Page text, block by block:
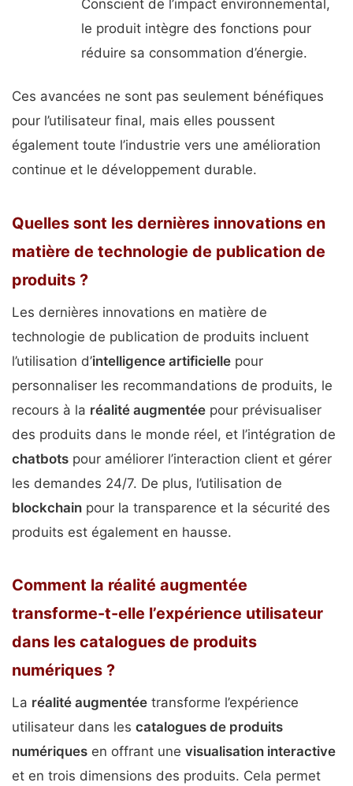
Conscient de l’impact environnemental,
le produit intègre des fonctions pour
réduire sa consommation d’énergie.
Ces avancées ne sont pas seulement bénéfiques
pour l’utilisateur final, mais elles poussent
également toute l’industrie vers une amélioration
continue et le développement durable.
Quelles sont les dernières innovations en
matière de technologie de publication de
produits ?
Les dernières innovations en matière de
technologie de publication de produits incluent
l’utilisation d’intelligence artificielle pour
personnaliser les recommandations de produits, le
recours à la réalité augmentée pour prévisualiser
des produits dans le monde réel, et l’intégration de
chatbots pour améliorer l’interaction client et gérer
les demandes 24/7. De plus, l’utilisation de
blockchain pour la transparence et la sécurité des
produits est également en hausse.
Comment la réalité augmentée
transforme-t-elle l’expérience utilisateur
dans les catalogues de produits
numériques ?
La réalité augmentée transforme l’expérience
utilisateur dans les catalogues de produits
numériques en offrant une visualisation interactive
et en trois dimensions des produits. Cela permet